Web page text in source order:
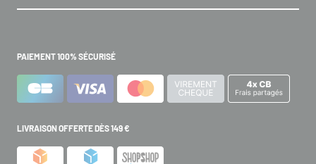
PAIEMENT 100% SÉCURISÉ
LIVRAISON OFFERTE DÈS 149 €